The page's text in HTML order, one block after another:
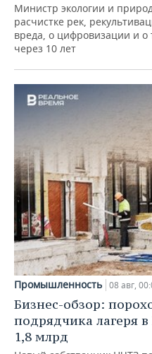
Министр экологии и
расчистке рек,
вреда, о цифровизации и о
через 10 лет
Промышленность 08 авг,
Бизнес-обзор:
подрядчика лагеря
1,8 млрд